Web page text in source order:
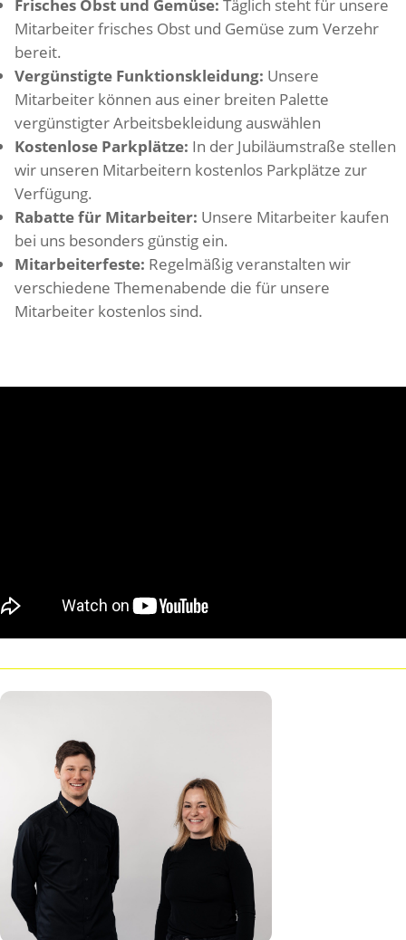
Frisches Obst und Gemüse: Täglich steht für unsere
Mitarbeiter frisches Obst und Gemüse zum Verzehr
bereit.
Vergünstigte Funktionskleidung: Unsere
Mitarbeiter können aus einer breiten Palette
vergünstigter Arbeitsbekleidung auswählen
Kostenlose Parkplätze: In der Jubiläumstraße stellen
wir unseren Mitarbeitern kostenlos Parkplätze zur
Verfügung.
Rabatte für Mitarbeiter: Unsere Mitarbeiter kaufen
bei uns besonders günstig ein.
Mitarbeiterfeste: Regelmäßig veranstalten wir
verschiedene Themenabende die für unsere
Mitarbeiter kostenlos sind.